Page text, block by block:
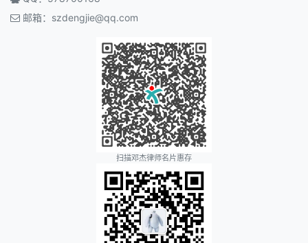
邮箱： szdengjie@qq.com
扫描邓杰律师名片惠存